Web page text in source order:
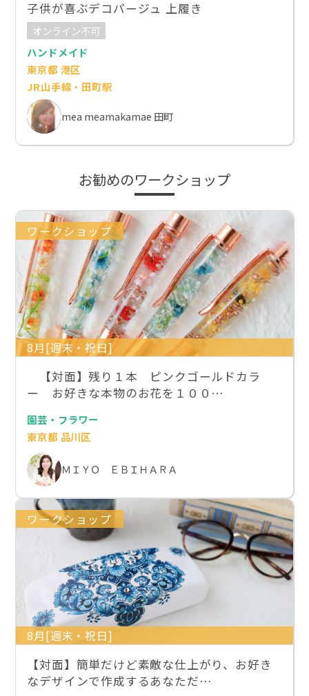
子供が喜ぶデコパージュ 上履き
オンライン不可
ハンドメイド
東京都 港区
JR山手線・田町駅
mea meamakamae 田町
お勧めのワークショップ
ワークショップ
8月[週末・祝日]
【対面】残り１本 ピンクゴールドカラ
ー お好きな本物のお花を１００…
園芸・フラワー
東京都 品川区
ＭＩＹＯ ＥＢＩＨＡＲＡ
ワークショップ
8月[週末・祝日]
【対面】簡単だけど素敵な仕上がり、お好き
なデザインで作成するあなただ…